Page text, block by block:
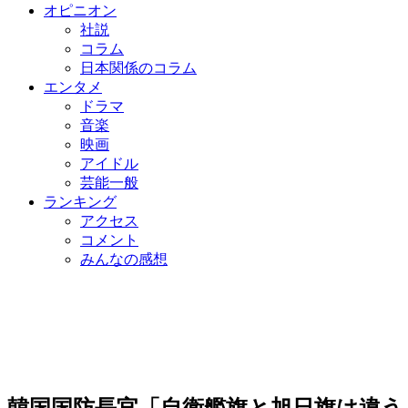
オピニオン
社説
コラム
日本関係のコラム
エンタメ
ドラマ
音楽
映画
アイドル
芸能一般
ランキング
アクセス
コメント
みんなの感想